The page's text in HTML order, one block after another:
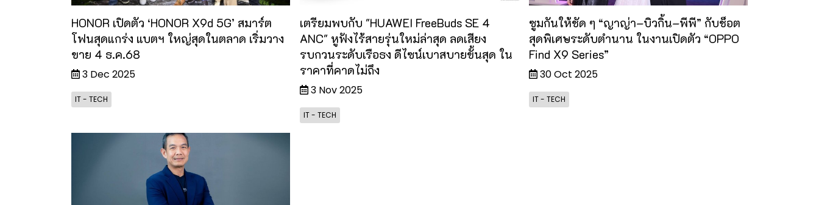
HONOR เปิดตัว ‘HONOR X9d 5G’ สมาร์ต
โฟนสุดแกร่ง แบตฯ ใหญ่สุดในตลาด เริ่มวาง
ขาย 4 ธ.ค.68
3 Dec 2025
IT - TECH
เตรียมพบกับ "HUAWEI FreeBuds SE 4
ANC" หูฟังไร้สายรุ่นใหม่ล่าสุด ลดเสียง
รบกวนระดับเรือธง ดีไซน์เบาสบายขั้นสุด ใน
ราคาที่คาดไม่ถึง
3 Nov 2025
IT - TECH
ซูมกันให้ชัด ๆ “ญาญ่า–บิวกิ้น–พีพี” กับช็อต
สุดพิเศษระดับตำนาน ในงานเปิดตัว “OPPO
Find X9 Series”
30 Oct 2025
IT - TECH